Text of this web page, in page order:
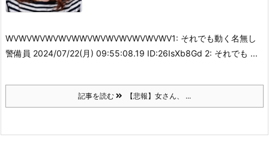
WVWVWVWVWVWWVWVWVWVWVWVWV1: それでも動く名無し
警備員 2024/07/22(月) 09:55:08.19 ID:26IsXb8Gd 2: それでも ...
記事を読む 【悲報】女さん、 ...